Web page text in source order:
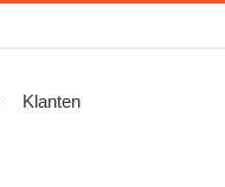
Klanten